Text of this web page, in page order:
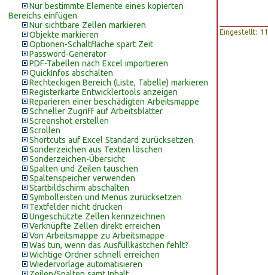
Nur bestimmte Elemente eines kopierten
Bereichs einfügen
Nur sichtbare Zellen markieren
Objekte markieren
Optionen-Schaltfläche spart Zeit
Password-Generator
PDF-Tabellen nach Excel importieren
QuickInfos abschalten
Rechteckigen Bereich (Liste, Tabelle) markieren
Registerkarte Entwicklertools anzeigen
Reparieren einer beschädigten Arbeitsmappe
Schneller Zugriff auf Arbeitsblätter
Screenshot erstellen
Scrollen
Shortcuts auf Excel Standard zurücksetzen
Sonderzeichen aus Texten löschen
Sonderzeichen-Übersicht
Spalten und Zeilen tauschen
Spaltenspeicher verwenden
Startbildschirm abschalten
Symbolleisten und Menüs zurücksetzen
Textfelder nicht drucken
Ungeschützte Zellen kennzeichnen
Verknüpfte Zellen direkt erreichen
Von Arbeitsmappe zu Arbeitsmappe
Was tun, wenn das Ausfüllkästchen fehlt?
Wichtige Ordner schnell erreichen
Wiedervorlage automatisieren
Eingestellt: